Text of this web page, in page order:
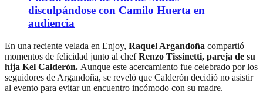
disculpándose con Camilo Huerta en
audiencia
En una reciente velada en Enjoy, Raquel Argandoña compartió
momentos de felicidad junto al chefRenzo Tissinetti, pareja de su
hija Kel Calderón. Aunque este acercamiento fue celebrado por los
seguidores de Argandoña, se reveló que Calderón decidió no asistir
al evento para evitar un encuentro incómodo con su madre.